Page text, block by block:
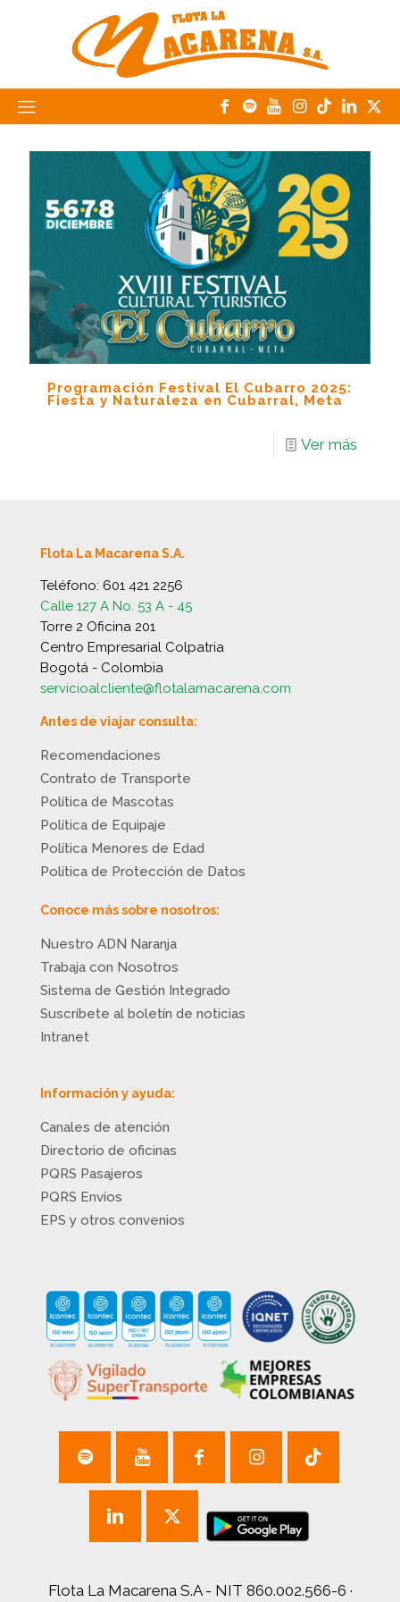
Programación Festival El Cubarro 2025:
Fiesta y Naturaleza en Cubarral, Meta
Ver más
Flota La Macarena S.A.
Teléfono: 601 421 2256
Calle 127 A No. 53 A - 45
Torre 2 Oficina 201
Centro Empresarial Colpatria
Bogotá - Colombia
servicioalcliente@flotalamacarena.com
Antes de viajar consulta:
Recomendaciones
Contrato de Transporte
Política de Mascotas
Política de Equipaje
Política Menores de Edad
Política de Protección de Datos
Conoce más sobre nosotros:
Nuestro ADN Naranja
Trabaja con Nosotros
Sistema de Gestión Integrado
Suscríbete al boletín de noticias
Intranet
Información y ayuda:
Canales de atención
Directorio de oficinas
PQRS Pasajeros
PQRS Envíos
EPS y otros convenios
Flota La Macarena S.A - NIT 860.002.566-6 ·